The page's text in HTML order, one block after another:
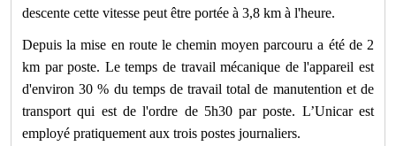
descente cette vitesse peut être portée à 3,8 km à l'heure.
Depuis la mise en route le chemin moyen parcouru a été de 2
km par poste. Le temps de travail mécanique de l'appareil est
d'environ 30 % du temps de travail total de manutention et de
transport qui est de l'ordre de 5h30 par poste. L’Unicar est
employé pratiquement aux trois postes journaliers.